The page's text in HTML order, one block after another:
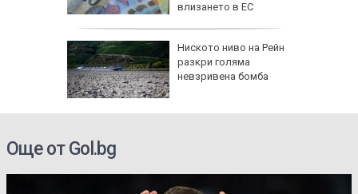
влизaнeтo в EC
Ниското ниво на Рейн
разкри голяма
невзривена бомба
Още от Gol.bg